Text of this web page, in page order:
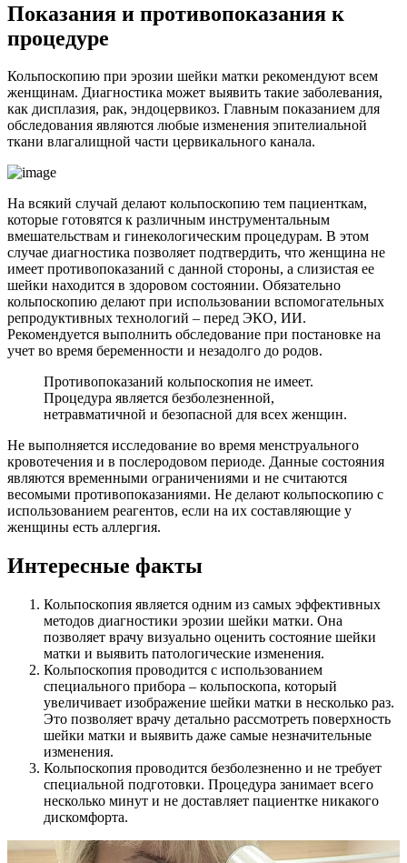
Показания и противопоказания к
процедуре
Кольпоскопию при эрозии шейки матки рекомендуют всем
женщинам. Диагностика может выявить такие заболевания,
как дисплазия, рак, эндоцервикоз. Главным показанием для
обследования являются любые изменения эпителиальной
ткани влагалищной части цервикального канала.
На всякий случай делают кольпоскопию тем пациенткам,
которые готовятся к различным инструментальным
вмешательствам и гинекологическим процедурам. В этом
случае диагностика позволяет подтвердить, что женщина не
имеет противопоказаний с данной стороны, а слизистая ее
шейки находится в здоровом состоянии. Обязательно
кольпоскопию делают при использовании вспомогательных
репродуктивных технологий – перед ЭКО, ИИ.
Рекомендуется выполнить обследование при постановке на
учет во время беременности и незадолго до родов.
Противопоказаний кольпоскопия не имеет.
Процедура является безболезненной,
нетравматичной и безопасной для всех женщин.
Не выполняется исследование во время менструального
кровотечения и в послеродовом периоде. Данные состояния
являются временными ограничениями и не считаются
весомыми противопоказаниями. Не делают кольпоскопию с
использованием реагентов, если на их составляющие у
женщины есть аллергия.
Интересные факты
Кольпоскопия является одним из самых эффективных
методов диагностики эрозии шейки матки. Она
позволяет врачу визуально оценить состояние шейки
матки и выявить патологические изменения.
Кольпоскопия проводится с использованием
специального прибора – кольпоскопа, который
увеличивает изображение шейки матки в несколько раз.
Это позволяет врачу детально рассмотреть поверхность
шейки матки и выявить даже самые незначительные
изменения.
Кольпоскопия проводится безболезненно и не требует
специальной подготовки. Процедура занимает всего
несколько минут и не доставляет пациентке никакого
дискомфорта.